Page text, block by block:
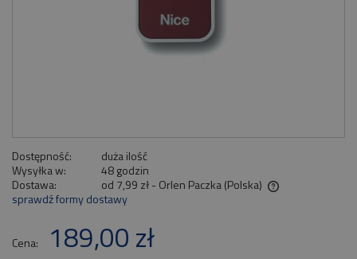
Dostępność:
duża ilość
Wysyłka w:
48 godzin
Dostawa:
od 7,99 zł - Orlen Paczka (Polska)
Cena nie zawiera ewentualnych kosztów płatności
sprawdź formy dostawy
Cena: 189,00 zł